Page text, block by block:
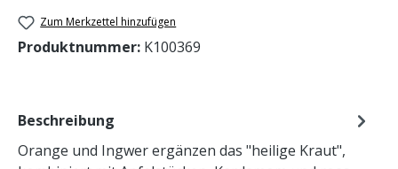
Zum Merkzettel hinzufügen
Produktnummer: K100369
Beschreibung
Orange und Ingwer ergänzen das "heilige Kraut",